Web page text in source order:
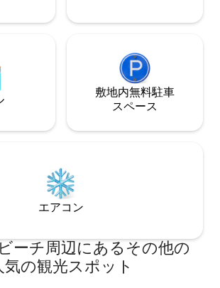
設備の整ったキッチ
ークでの滞在に最適で
8名様まで快適にお泊ま
ビーチでの休暇、冬の
適な選択肢です。 こ
木です。庭で採れた
ョンの近くに位置し、
グ、エンターテイメン
という便利なロケーシ
ができます。 特長
オーバースパ付きの温
全に屋内のラナイで一
- 複数のリビングエリ
敷地内無料駐⁠車
ス⁠ペ⁠ー⁠ス
エアコン
ーチ⁠周⁠辺⁠に⁠あ⁠るそ⁠の⁠他⁠の
気⁠の観⁠光⁠ス⁠ポ⁠ッ⁠ト